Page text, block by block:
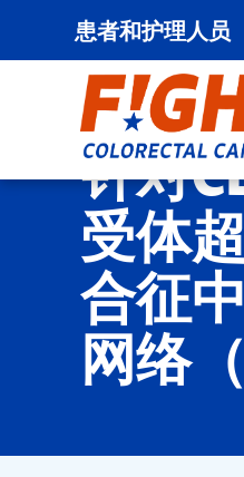
容
患者和护理人员
针对
受体
合征
网络